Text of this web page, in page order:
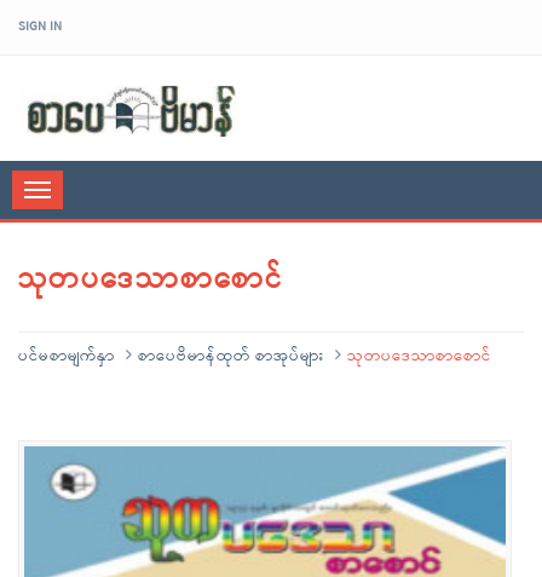
SIGN IN
Toggle
navigation
သုတပဒေသာစာစောင်
ပင်မစာမျက်နှာ စာပေဗိမာန်ထုတ် စာအုပ်များ သုတပဒေသာစာစောင်